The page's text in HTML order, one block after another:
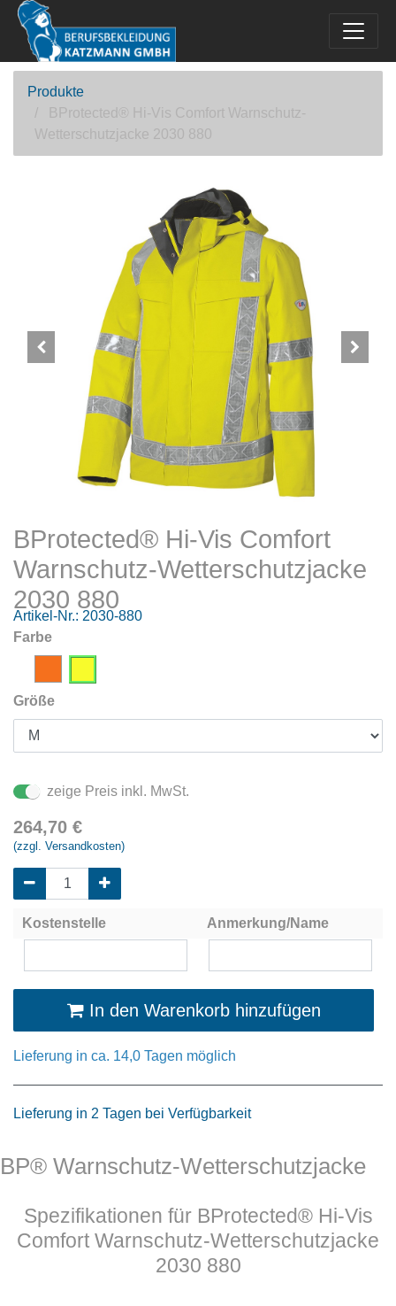
Produkte
BProtected® Hi-Vis Comfort Warnschutz-
Wetterschutzjacke 2030 880
BProtected® Hi-Vis Comfort
Warnschutz-Wetterschutzjacke
2030 880
Artikel-Nr.: 2030-880
Farbe
Größe
zeige Preis inkl. MwSt.
264,70 €
(zzgl. Versandkosten)
Kostenstelle Anmerkung/Name
In den Warenkorb hinzufügen
Lieferung in ca. 14,0 Tagen möglich
Lieferung in 2 Tagen bei Verfügbarkeit
BP® Warnschutz-Wetterschutzjacke
Spezifikationen für BProtected® Hi-Vis
Comfort Warnschutz-Wetterschutzjacke
2030 880